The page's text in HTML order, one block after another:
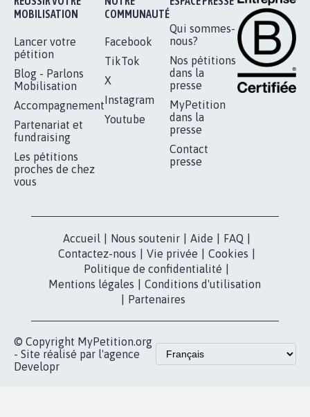
MOBILISATION
Lancer votre
pétition
Blog - Parlons
Mobilisation
Accompagnement
Partenariat et
fundraising
Les pétitions
proches de chez
vous
COMMUNAUTÉ
Facebook
TikTok
X
Instagram
Youtube
Qui sommes-
nous?
Nos pétitions
dans la
presse
MyPetition
dans la
presse
Contact
presse
Accueil Nous soutenir Aide FAQ
Contactez-nous
Vie privée Cookies
Politique de confidentialité
Mentions légales
Conditions d'utilisation
Partenaires
© Copyright MyPetition.org
- Site réalisé par l'agence
Developr